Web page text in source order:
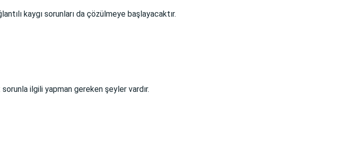
kaygı sorunları da çözülmeye başlayacaktır.
ilgili yapman gereken şeyler vardır.